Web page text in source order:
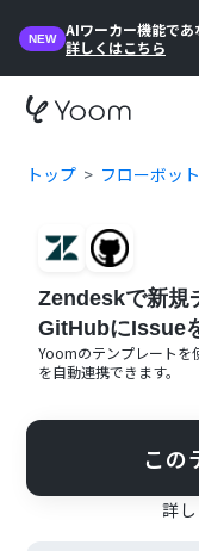
NEW
AIワーカー機能であ
詳しくはこちら
トップ フローボッ
Zendeskで新規
GitHubにIssue
Yoomのテンプレートを
を自動連携できます。
この
詳